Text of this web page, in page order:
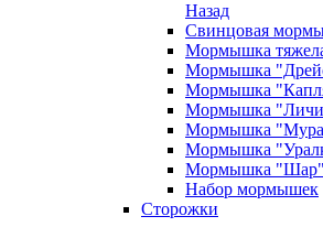
Назад
Свинцовая
Мормышка
Мормышка
Мормышка
Мормышка
Мормышка
Мормышка
Мормышка "Шар"
Набор мормышек
Сторожки